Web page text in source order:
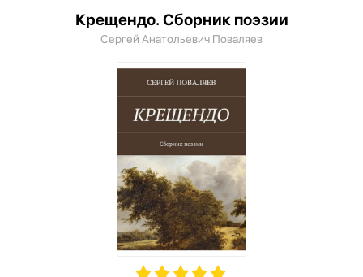
Крещендо. Сборник поэзии
Сергей Анатольевич Поваляев